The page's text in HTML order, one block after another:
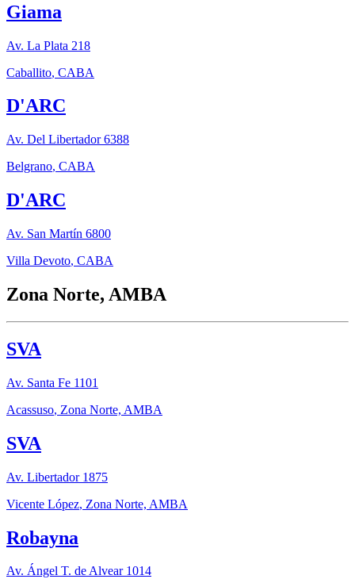
Giama
Av. La Plata 218
Caballito, CABA
D'ARC
Av. Del Libertador 6388
Belgrano, CABA
D'ARC
Av. San Martín 6800
Villa Devoto, CABA
Zona Norte, AMBA
SVA
Av. Santa Fe 1101
Acassuso, Zona Norte, AMBA
SVA
Av. Libertador 1875
Vicente López, Zona Norte, AMBA
Robayna
Av. Ángel T. de Alvear 1014